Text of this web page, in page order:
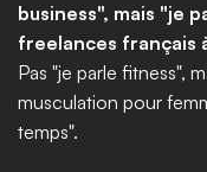
business", mais "je
freelances français
Pas "je parle fitness",
musculation pour
temps".